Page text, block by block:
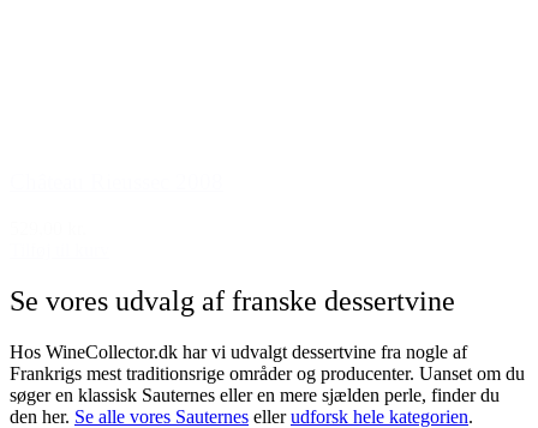
Se vores udvalg af franske dessertvine
Hos WineCollector.dk har vi udvalgt dessertvine fra nogle af
Frankrigs mest traditionsrige områder og producenter. Uanset om du
søger en klassisk Sauternes eller en mere sjælden perle, finder du
den her. Se alle vores Sauternes ellerudforsk hele kategorien.